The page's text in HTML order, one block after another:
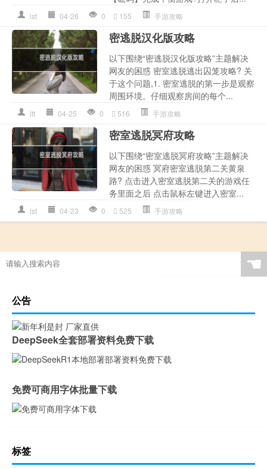
lst 04-26 0 155 手游攻略
密逃脱汉化版攻略
以下围绕“密逃脱汉化版攻略”主题解决
网友的困惑 密室逃脱逃出囚笼攻略? 关
于这个问题,1. 密室逃脱的第一步是观察
周围环境。仔细观察房间的每个...
ltt 04-25 0 516 手游攻略
密室逃脱冥府攻略
以下围绕“密室逃脱冥府攻略”主题解决
网友的困惑 冥府密室逃脱第二关黄泉
路? 点击进入密室逃脱第二关的游戏任
务里面之后 点击鼠标左键进入密室...
lst 04-23 0 525 手游攻略
☚
公告
DeepSeek全套部署资料免费下载
免费可商用字体批量下载
标签